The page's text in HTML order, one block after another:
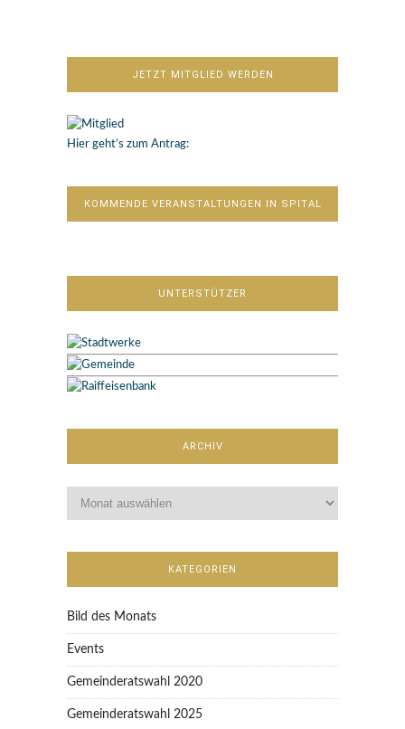
JETZT MITGLIED WERDEN
Hier geht’s zum Antrag:
KOMMENDE VERANSTALTUNGEN IN SPITAL
UNTERSTÜTZER
ARCHIV
KATEGORIEN
Bild des Monats
Events
Gemeinderatswahl 2020
Gemeinderatswahl 2025